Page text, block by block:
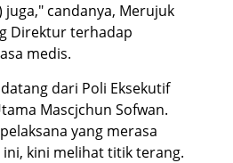
candanya, Merujuk
Direktur terhadap
medis.
dari Poli Eksekutif
Mascjchun Sofwan.
yang merasa
kini melihat titik terang.